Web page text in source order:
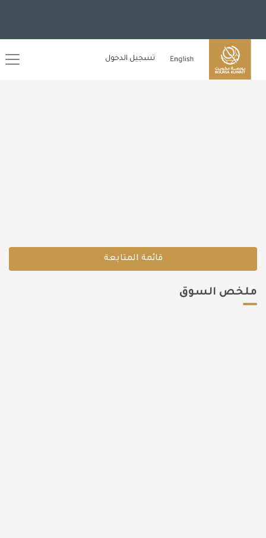
تسجيل الدخول
قائمة المتابعة
ملخص السوق